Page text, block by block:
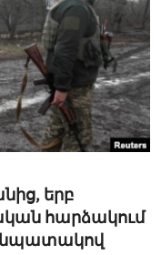
երբ
հարձակում
նպատակով